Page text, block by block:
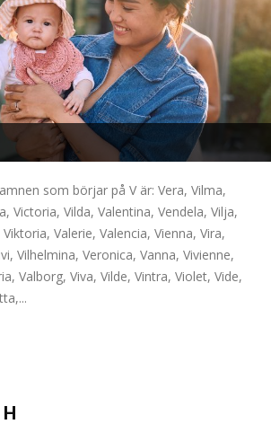
som börjar på V är: Vera, Vilma,
Victoria, Vilda, Valentina, Vendela, Vilja,
Valerie, Valencia, Vienna, Vira,
Vilhelmina, Veronica, Vanna, Vivienne,
Valborg, Viva, Vilde, Vintra, Violet, Vide,